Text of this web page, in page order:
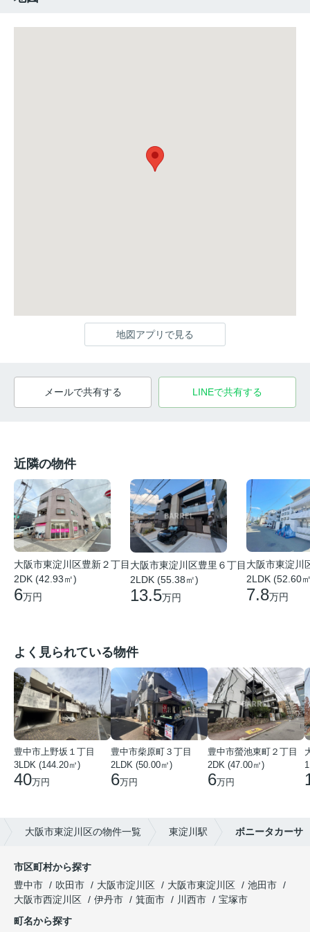
地図アプリで見る
メールで共有する LINEで共有する
近隣の物件
大阪市東淀川区豊新２丁目
2DK (42.93㎡)
6万円
大阪市東淀川区豊里６丁目
2LDK (55.38㎡)
13.5万円
大阪市東淀川
2LDK (52.60
7.8万円
よく見られている物件
豊中市上野坂１丁目
3LDK (144.20㎡)
40万円
豊中市柴原町３丁目
2LDK (50.00㎡)
6万円
豊中市螢池東町２丁目
2DK (47.00㎡)
6万円
大阪市東淀川区の物件一覧 東淀川駅 ボニータカーサ
市区町村から探す
豊中市
吹田市 大阪市淀川区 大阪市東淀川区
池田市
大阪市西淀川区
伊丹市 箕面市 川西市
宝塚市
町名から探す